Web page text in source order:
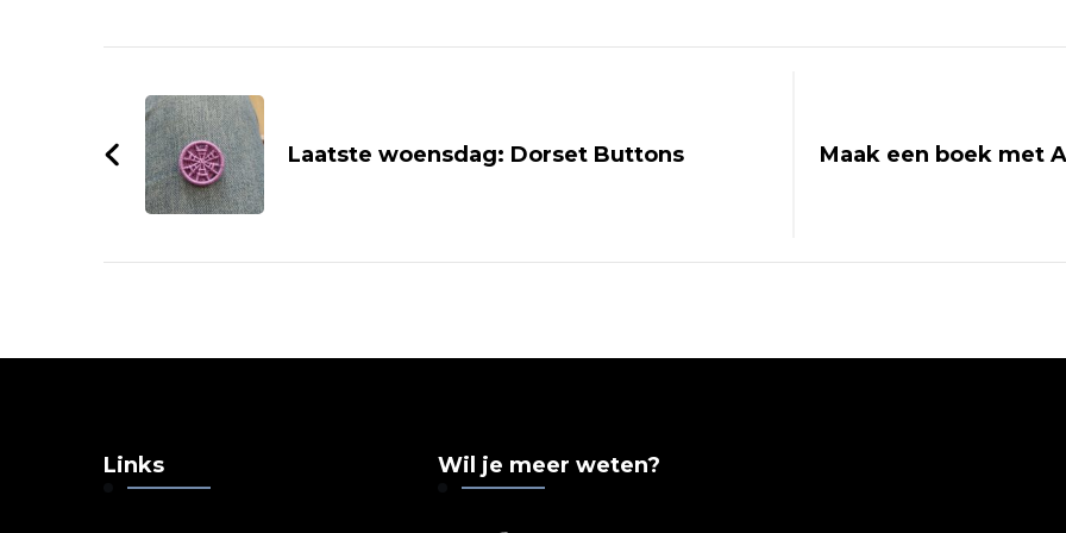
Navigation
Laatste woensdag: Dorset Buttons Maak een boek met
Links Wil je meer weten?